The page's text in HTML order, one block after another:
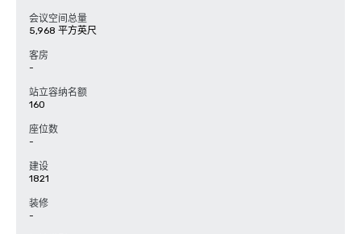
会议空间总量
5,968 平方英尺
客房
-
站立容纳名额
160
座位数
-
建设
1821
装修
-